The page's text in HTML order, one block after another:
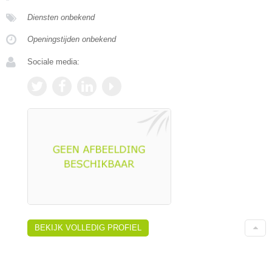
Diensten onbekend
Openingstijden onbekend
Sociale media:
BEKIJK VOLLEDIG PROFIEL